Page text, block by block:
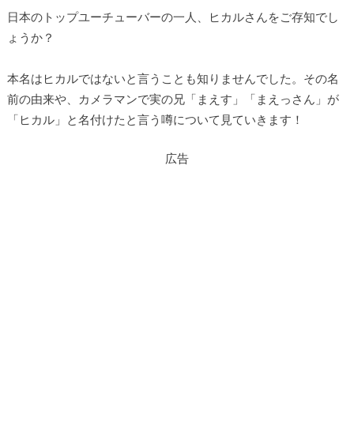
日本のトップユーチューバーの一人、ヒカルさんをご存知でし
ょうか？
本名はヒカルではないと言うことも知りませんでした。その名
前の由来や、カメラマンで実の兄「まえす」「まえっさん」が
「ヒカル」と名付けたと言う噂について見ていきます！
広告